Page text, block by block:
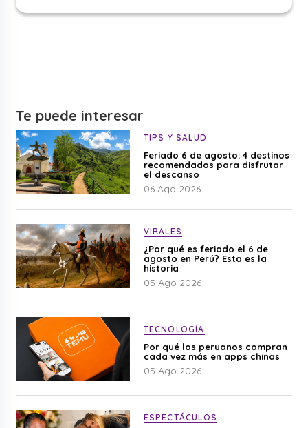
Te puede interesar
TIPS Y SALUD
Feriado 6 de agosto: 4 destinos
recomendados para disfrutar
el descanso
06 Ago 2026
VIRALES
¿Por qué es feriado el 6 de
agosto en Perú? Esta es la
historia
05 Ago 2026
TECNOLOGÍA
Por qué los peruanos compran
cada vez más en apps chinas
05 Ago 2026
ESPECTÁCULOS